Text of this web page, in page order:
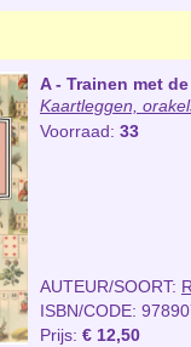
A - Trainen met
Kaartleggen,
Voorraad: 33
AUTEUR/SOORT:
ISBN/CODE:
Prijs: € 12,50